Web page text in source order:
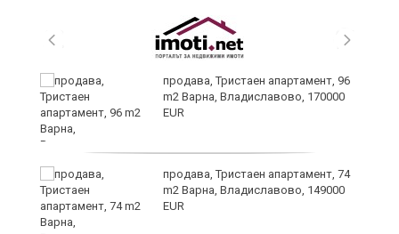
продава, Тристаен апартамент, 96
m2 Варна, Владиславово, 170000
EUR
продава, Тристаен апартамент, 74
m2 Варна, Владиславово, 149000
EUR